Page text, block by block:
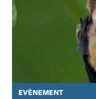
EVÈNEMENT